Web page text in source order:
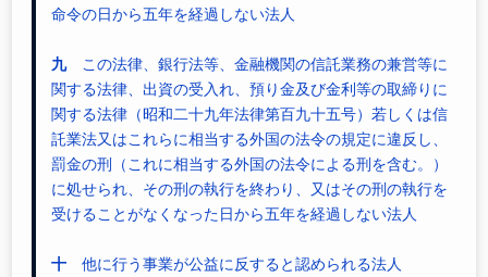
命令の日から五年を経過しない法人
九この法律、銀行法等、金融機関の信託業務の兼営等に
関する法律、出資の受入れ、預り金及び金利等の取締りに
関する法律（昭和二十九年法律第百九十五号）若しくは信
託業法又はこれらに相当する外国の法令の規定に違反し、
罰金の刑（これに相当する外国の法令による刑を含む。）
に処せられ、その刑の執行を終わり、又はその刑の執行を
受けることがなくなった日から五年を経過しない法人
十他に行う事業が公益に反すると認められる法人